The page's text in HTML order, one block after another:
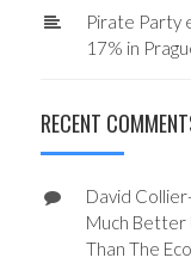
Pirate Party
17% in
RECENT
David
Much Better
Than The